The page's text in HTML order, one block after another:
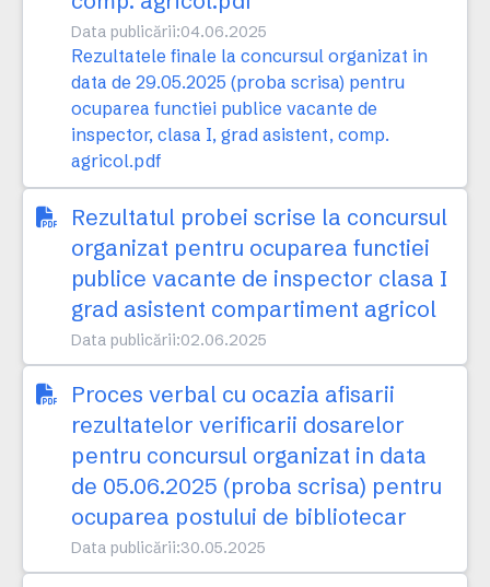
Data publicării:04.06.2025
Rezultatele finale la concursul organizat in
data de 29.05.2025 (proba scrisa) pentru
ocuparea functiei publice vacante de
inspector, clasa I, grad asistent, comp.
agricol.pdf
Rezultatul probei scrise la concursul
organizat pentru ocuparea functiei
publice vacante de inspector clasa I
grad asistent compartiment agricol
Data publicării:02.06.2025
Proces verbal cu ocazia afisarii
rezultatelor verificarii dosarelor
pentru concursul organizat in data
de 05.06.2025 (proba scrisa) pentru
ocuparea postului de bibliotecar
Data publicării:30.05.2025